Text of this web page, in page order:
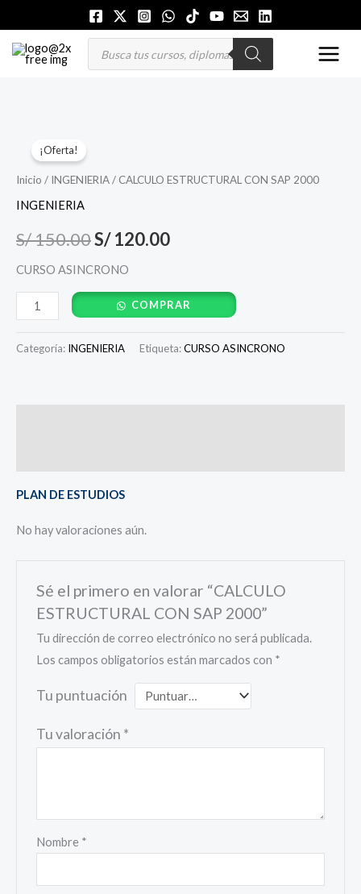
al
contenido
Búsqueda
productos
¡Oferta!
Inicio / INGENIERIA/ CALCULO ESTRUCTURAL CON SAP 2000
INGENIERIA
S/150.00
precio
era:
S/ 150.00.
S/120.00
precio
es:
CURSO ASINCRONO
ESTRUCTURAL
CON
SAP
cantidad
COMPRAR
Categoría: INGENIERIA Etiqueta:CURSO ASINCRONO
PLAN DE ESTUDIOS
No hay valoraciones aún.
Sé el primero en valorar “CALCULO
ESTRUCTURAL CON SAP 2000”
Tu dirección de correo electrónico no será publicada.
Los campos obligatorios están marcados con *
Tu puntuación
Tu valoración *
Nombre *